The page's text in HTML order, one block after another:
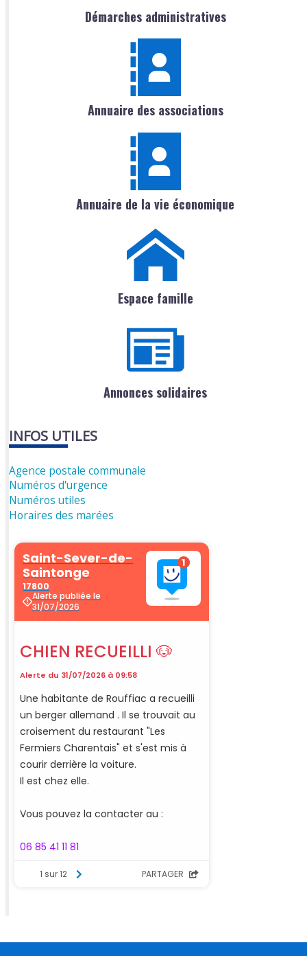
Démarches administratives
Annuaire des associations
Annuaire de la vie économique
Espace famille
Annonces solidaires
INFOS UTILES
Agence postale communale
Numéros d'urgence
Numéros utiles
Horaires des marées